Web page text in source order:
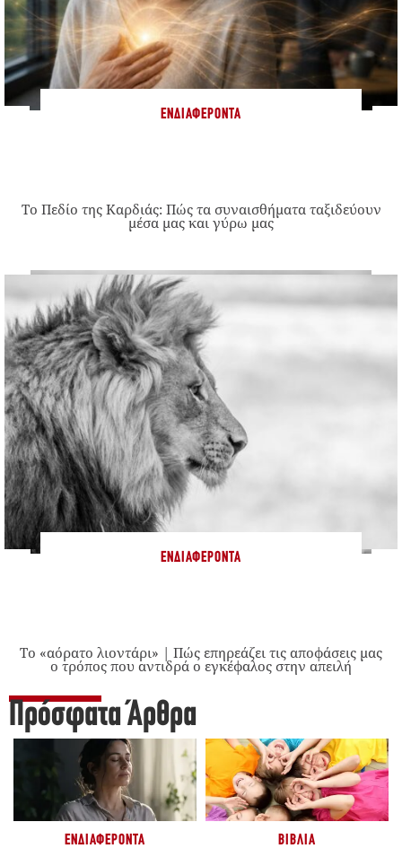
ΕΝΔΙΑΦΈΡΟΝΤΑ
Το Πεδίο της Καρδιάς: Πώς τα συναισθήματα ταξιδεύουν
μέσα μας και γύρω μας
ΕΝΔΙΑΦΈΡΟΝΤΑ
Το «αόρατο λιοντάρι» | Πώς επηρεάζει τις αποφάσεις μας
ο τρόπος που αντιδρά ο εγκέφαλος στην απειλή
Πρόσφατα Άρθρα
ΕΝΔΙΑΦΈΡΟΝΤΑ ΒΙΒΛΊΑ